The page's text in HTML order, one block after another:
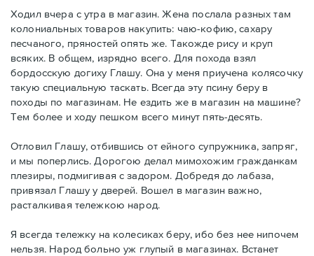
Ходил вчера с утра в магазин. Жена послала разных там
колониальных товаров накупить: чаю-кофию, сахару
песчаного, пряностей опять же. Такожде рису и круп
всяких. В общем, изрядно всего. Для похода взял
бордосскую догиху Глашу. Она у меня приучена колясочку
такую специальную таскать. Всегда эту псину беру в
походы по магазинам. Не ездить же в магазин на машине?
Тем более и ходу пешком всего минут пять-десять.
Отловил Глашу, отбившись от ейного супружника, запряг,
и мы поперлись. Дорогою делал мимохожим гражданкам
плезиры, подмигивая с задором. Добредя до лабаза,
привязал Глашу у дверей. Вошел в магазин важно,
расталкивая тележкою народ.
Я всегда тележку на колесиках беру, ибо без нее нипочем
нельзя. Народ больно уж глупый в магазинах. Встанет